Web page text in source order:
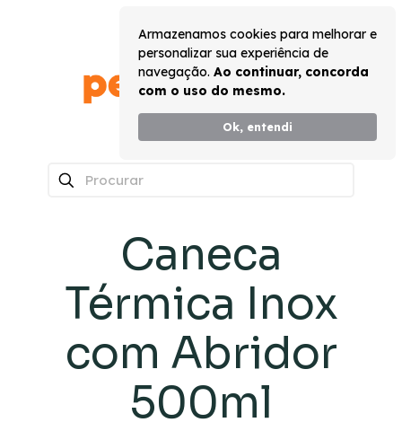
Armazenamos cookies para melhorar e
personalizar sua experiência de
navegação. Ao continuar, concorda
com o uso do mesmo.
Ok, entendi
Caneca
Térmica Inox
com Abridor
500ml